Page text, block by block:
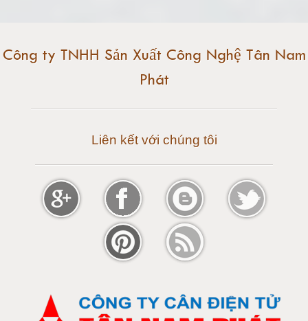
Cân điện tử 50 tấn
Cân điện tử 60 tấn
Cân điện tử 80 tấn
Cân điện tử 100 tấn
Cân điện tử 150 tấn
Công ty TNHH Sản Xuất Công Nghệ Tân Nam
Phát
Liên kết với chúng tôi